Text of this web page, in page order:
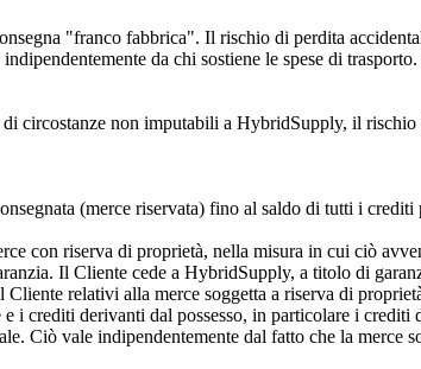
"franco fabbrica". Il rischio di perdita
da chi sostiene le spese di
circostanze non imputabili a HybridSupply, il
(merce riservata) fino al saldo di tutti i
con riserva di proprietà, nella misura in cui ciò
Il Cliente cede a HybridSupply, a titolo di
relativi alla merce soggetta a riserva di
i crediti derivanti dal possesso, in particolare i
Ciò vale indipendentemente dal fatto che la merce